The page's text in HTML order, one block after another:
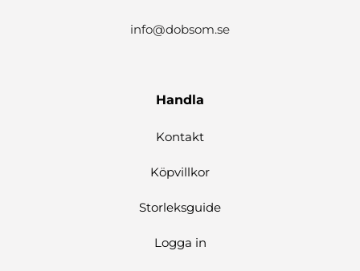
info@dobsom.se
Handla
Kontakt
Köpvillkor
Storleksguide
Logga in